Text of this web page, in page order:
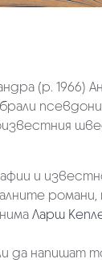
(р.
и
Ларш
да напишат